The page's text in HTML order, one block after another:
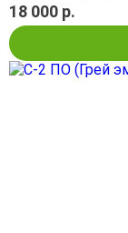
18 000 р.